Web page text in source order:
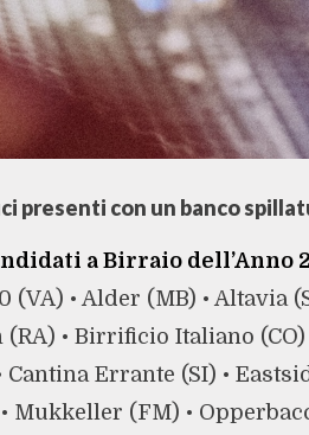
presenti con un banco
a Birraio dell’Anno
(VA) • Alder (MB) • Altavia
(RA) • Birrificio Italiano
Cantina Errante (SI) •
Mukkeller (FM) •